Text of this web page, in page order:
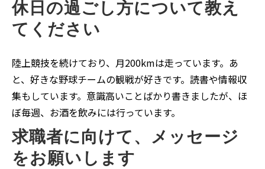
休日の過ごし方について教え
てください
陸上競技を続けており、月200kmは走っています。あ
と、好きな野球チームの観戦が好きです。読書や情報収
集もしています。意識高いことばかり書きましたが、ほ
ぼ毎週、お酒を飲みには行っています。
求職者に向けて、メッセージ
をお願いします